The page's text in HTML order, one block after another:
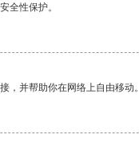
全性保护。
，并帮助你在网络上自由移动。